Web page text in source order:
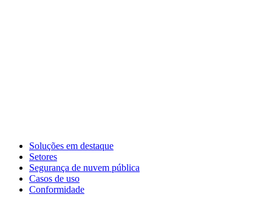
Soluções em destaque
Setores
Segurança de nuvem pública
Casos de uso
Conformidade